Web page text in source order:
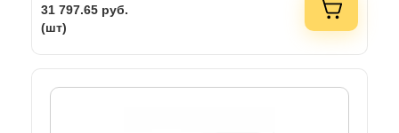
31 797.65 руб.
(шт)